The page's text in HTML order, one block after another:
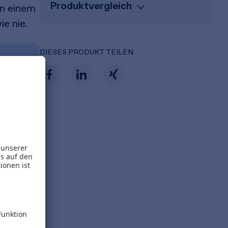
einem
nie.
Produktvergleich
DIESES PRODUKT TEILEN